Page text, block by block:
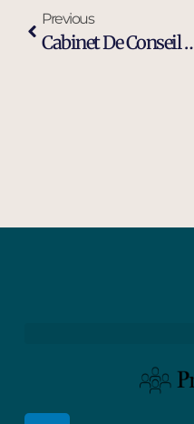
Previous
Cabinet De Conseil En